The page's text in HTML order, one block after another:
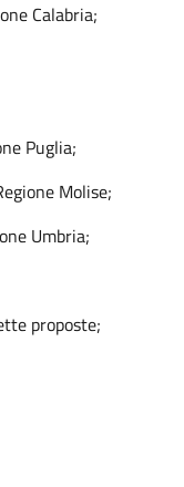
Calabria;
Puglia;
Molise;
Umbria;
proposte;